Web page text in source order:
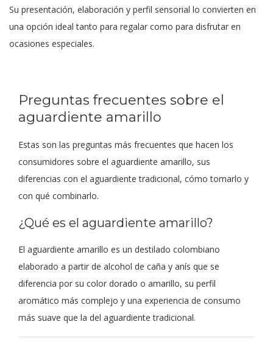
Su presentación, elaboración y perfil sensorial lo convierten en
una opción ideal tanto para regalar como para disfrutar en
ocasiones especiales.
Preguntas frecuentes sobre el
aguardiente amarillo
Estas son las preguntas más frecuentes que hacen los
consumidores sobre el aguardiente amarillo, sus
diferencias con el aguardiente tradicional, cómo tomarlo y
con qué combinarlo.
¿Qué es el aguardiente amarillo?
El aguardiente amarillo es un destilado colombiano
elaborado a partir de alcohol de caña y anís que se
diferencia por su color dorado o amarillo, su perfil
aromático más complejo y una experiencia de consumo
más suave que la del aguardiente tradicional.